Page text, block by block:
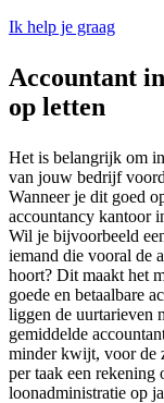
Ik help je graag
Accountant
op letten
Het is belangrijk om
van jouw bedrijf
Wanneer je dit goed
accountancy kantoor
Wil je bijvoorbeeld
iemand die vooral de
hoort? Dit maakt het
goede en betaalbare
liggen de uurtarieven
gemiddelde
minder kwijt, voor de
per taak een rekening
loonadministratie op